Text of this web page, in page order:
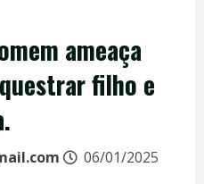
ameaça
filho e
06/01/2025